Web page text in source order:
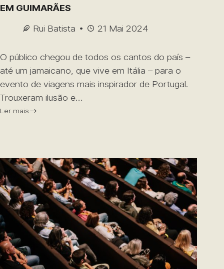
EM GUIMARÃES
Rui Batista
21 Mai 2024
O público chegou de todos os cantos do país –
até um jamaicano, que vive em Itália – para o
evento de viagens mais inspirador de Portugal.
Trouxeram ilusão e…
Ler mais